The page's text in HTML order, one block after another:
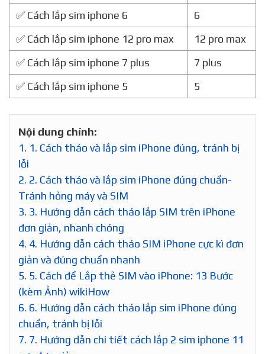
✅ Cách lắp sim iphone 6
6
✅ Cách lắp sim iphone 12 pro max
12 pro max
✅ Cách lắp sim iphone 7 plus
7 plus
✅ Cách lắp sim iphone 5
5
Nội dung chính:
1. 1. Cách tháo và lắp sim iPhone đúng, tránh bị
lỗi
2. 2. Cách tháo và lắp sim iPhone đúng chuẩn-
Tránh hỏng máy và SIM
3. 3. Hướng dẫn cách tháo lắp SIM trên iPhone
đơn giản, nhanh chóng
4. 4. Hướng dẫn cách tháo SIM iPhone cực kì đơn
giản và đúng chuẩn nhanh
5. 5. Cách để Lắp thẻ SIM vào iPhone: 13 Bước
(kèm Ảnh) wikiHow
6. 6. Hướng dẫn cách tháo lắp sim iPhone đúng
chuẩn, tránh bị lỗi
7. 7. Hướng dẫn chi tiết cách lắp 2 sim iphone 11